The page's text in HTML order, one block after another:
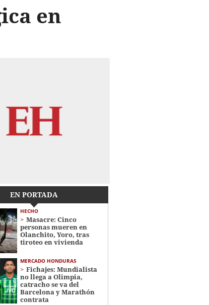
en
EN PORTADA
HECHO
Masacre: Cinco
personas mueren en
Olanchito, Yoro, tras
tiroteo en vivienda
MERCADO HONDURAS
Fichajes: Mundialista
no llega a Olimpia,
catracho se va del
Barcelona y Marathón
contrata